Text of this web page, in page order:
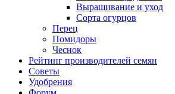
Выращивание и уход
Сорта огурцов
Перец
Помидоры
Чеснок
Рейтинг производителей семян
Советы
Удобрения